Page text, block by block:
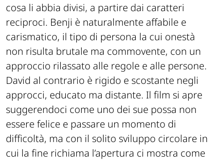
cosa li abbia divisi, a partire dai caratteri
reciproci. Benji è naturalmente affabile e
carismatico, il tipo di persona la cui onestà
non risulta brutale ma commovente, con un
approccio rilassato alle regole e alle persone.
David al contrario è rigido e scostante negli
approcci, educato ma distante. Il film si apre
suggerendoci come uno dei sue possa non
essere felice e passare un momento di
difficoltà, ma con il solito sviluppo circolare in
cui la fine richiama l’apertura ci mostra come